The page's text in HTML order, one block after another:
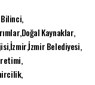
Doğal Kaynaklar
İzmirİzmir Belediyesi